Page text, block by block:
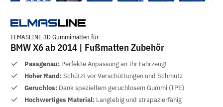
ELMASLINE 3D Gummimatten für
BMW X6 ab 2014 | Fußmatten Zubehör
Passgenau: Perfekte Anpassung an Ihr Fahrzeug!
Hoher Rand:Schützt vor Verschüttungen und Schmutz
Geruchlos: Dank speziellem geruchlosem Gummi (TPE)
Hochwertiges Material: Langlebig und strapazierfähig